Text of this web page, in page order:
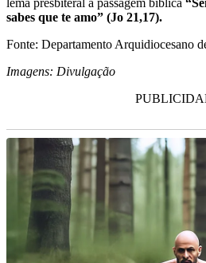
sabes que te amo” (Jo 21,17).
Fonte: Departamento Arquidiocesano
Imagens: Divulgação